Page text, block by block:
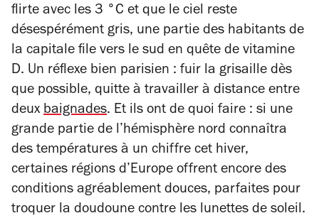
flirte avec les 3 °C et que le ciel reste
désespérément gris, une partie des habitants de
la capitale file vers le sud en quête de vitamine
D. Un réflexe bien parisien : fuir la grisaille dès
que possible, quitte à travailler à distance entre
deux baignades. Et ils ont de quoi faire : si une
grande partie de l’hémisphère nord connaîtra
des températures à un chiffre cet hiver,
certaines régions d’Europe offrent encore des
conditions agréablement douces, parfaites pour
troquer la doudoune contre les lunettes de soleil.